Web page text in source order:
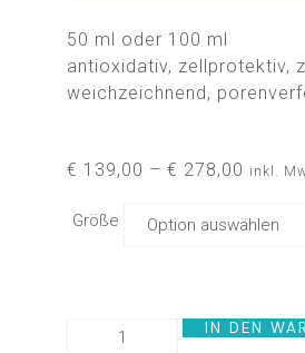
50 ml oder 100 ml
antioxidativ, zellprotektiv,
weichzeichnend,
€ 139,00 – € 278,00 inkl.
Größe
IN DEN